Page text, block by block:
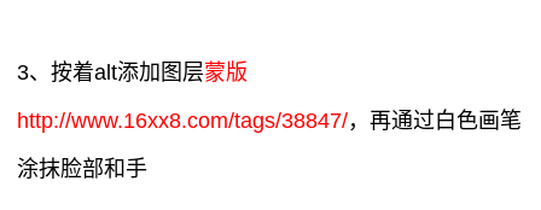
3、按着alt添加图层蒙版
http://www.16xx8.com/tags/38847/，再通过白色画笔
涂抹脸部和手